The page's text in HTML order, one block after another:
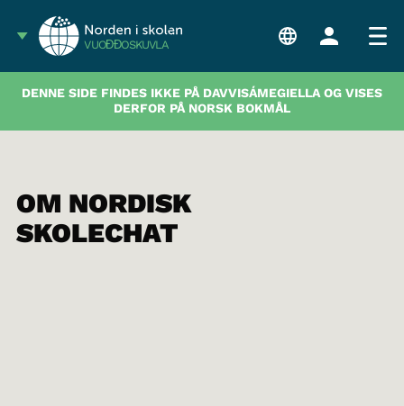
VUOĐĐOSKUVLA
DENNE SIDE FINDES IKKE PÅ DAVVISÁMEGIELLA OG VISES
DERFOR PÅ NORSK BOKMÅL
OM NORDISK
SKOLECHAT